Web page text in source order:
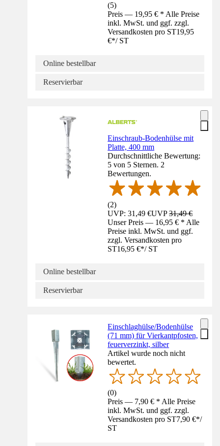
(5)
Preis — 19,95 € * Alle Preise
inkl. MwSt. und ggf. zzgl.
Versandkosten pro ST19,95
€*/ ST
Online bestellbar
Reservierbar
Einschraub-Bodenhülse mit
Platte, 400 mm
Durchschnittliche Bewertung:
5 von 5 Sternen. 2
Bewertungen.
(2)
UVP: 31,49 €UVP31,49 €
Unser Preis — 16,95 € * Alle
Preise inkl. MwSt. und ggf.
zzgl. Versandkosten pro
ST16,95 €*/ ST
Online bestellbar
Reservierbar
Einschlaghülse/Bodenhülse
(71 mm) für Vierkantpfosten,
feuerverzinkt, silber
Artikel wurde noch nicht
bewertet.
(0)
Preis — 7,90 € * Alle Preise
inkl. MwSt. und ggf. zzgl.
Versandkosten pro ST7,90 €*/
ST